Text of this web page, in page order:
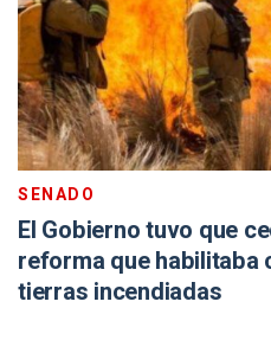
SENADO
El Gobierno tuvo que
reforma que habilitaba
tierras incendiadas